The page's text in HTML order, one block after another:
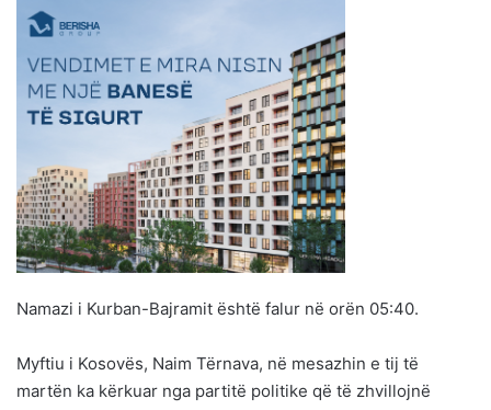
Namazi i Kurban-Bajramit është falur në orën 05:40.
Myftiu i Kosovës, Naim Tërnava, në mesazhin e tij të
martën ka kërkuar nga partitë politike që të zhvillojnë